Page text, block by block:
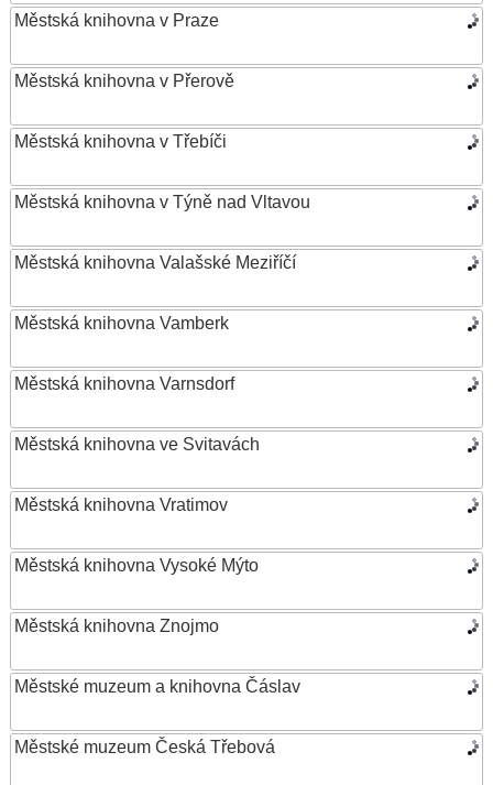
Městská knihovna v Praze
Městská knihovna v Přerově
Městská knihovna v Třebíči
Městská knihovna v Týně nad Vltavou
Městská knihovna Valašské Meziříčí
Městská knihovna Vamberk
Městská knihovna Varnsdorf
Městská knihovna ve Svitavách
Městská knihovna Vratimov
Městská knihovna Vysoké Mýto
Městská knihovna Znojmo
Městské muzeum a knihovna Čáslav
Městské muzeum Česká Třebová